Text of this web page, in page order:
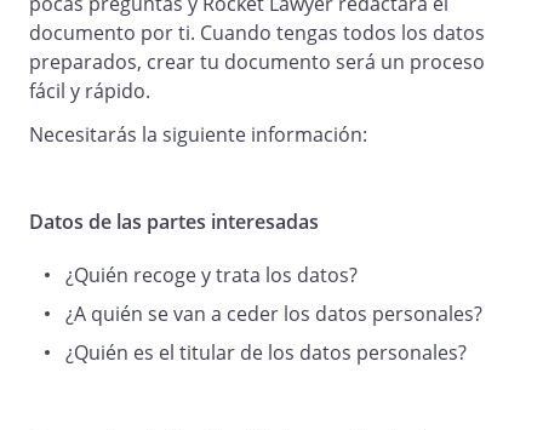
de transferencia de datos personales
transmitidos al responsable del
tratamiento. Podrá ejercitar estos
derechos en la dirección anteriormente
indicada, mediante una solicitud escrita
INFORMACIÓN BÁSICA SOBRE
PROTECCIÓN DE DATOS
Responsable
documento por ti. Cuando tengas todos los datos
preparados, crear tu documento será un proceso
fácil y rápido.
Necesitarás la siguiente información:
Datos de las partes interesadas
¿Quién recoge y trata los datos?
¿A quién se van a ceder los datos personales?
¿Quién es el titular de los datos personales?